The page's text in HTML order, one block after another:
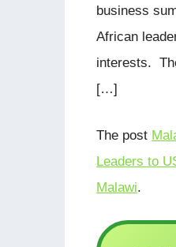
business
African
interests.
[…]
The post
Leaders to
Malawi.